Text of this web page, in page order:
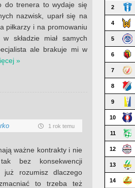
do trenera to wydaje się
nazwisk, uparł się na
piłkarzy i na promowaniu
składzie miał samych
ale brakuje mi w
»
1 rok temu
ważne kontrakty i nie
bez konsekwencji
już rozumisz dlaczego
to trzeba też
2
4
5
6
7
8
9
10
11
12
13
14